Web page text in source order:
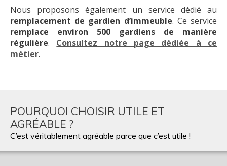
Nous proposons également un service dédié au
remplacement de gardien d’immeuble. Ce service
remplace environ 500 gardiens de manière
régulière.
Consultez notre page dédiée à ce
métier.
POURQUOI CHOISIR UTILE ET
AGRÉABLE ?
C’est véritablement agréable parce que c’est utile !